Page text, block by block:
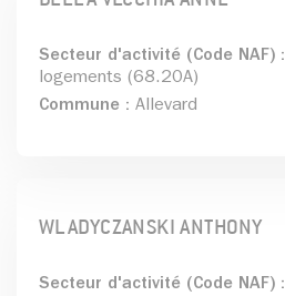
Secteur d'activité (Code NAF) :
logements (68.20A)
Commune : Allevard
WLADYCZANSKI ANTHONY
Secteur d'activité (Code NAF) :